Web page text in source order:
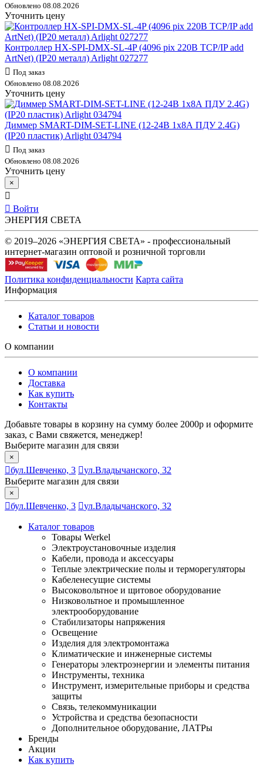
Обновлено 08.08.2026
Уточнить цену
Контроллер HX-SPI-DMX-SL-4P (4096 pix 220В TCP/IP add
ArtNet) (IP20 металл) Arlight 027277
Под заказ
Обновлено 08.08.2026
Уточнить цену
Диммер SMART-DIM-SET-LINE (12-24В 1х8А ПДУ 2.4G)
(IP20 пластик) Arlight 034794
Под заказ
Обновлено 08.08.2026
Уточнить цену
×
Войти
ЭНЕРГИЯ СВЕТА
© 2019–2026 «ЭНЕРГИЯ СВЕТА» - профессиональный
интернет-магазин оптовой и розничной торговли
Политика конфиденциальности Карта сайта
Информация
Каталог товаров
Статьи и новости
О компании
О компании
Доставка
Как купить
Контакты
Добавьте товары в корзину на сумму более 2000р и оформите
заказ, с Вами свяжется, менеджер!
Выберите магазин для связи
×
бул.Шевченко, 3
ул.Владычанского, 32
Выберите магазин для связи
×
бул.Шевченко, 3 ул.Владычанского, 32
Каталог товаров
Товары Werkel
Электроустановочные изделия
Кабели, провода и аксессуары
Теплые электрические полы и терморегуляторы
Кабеленесущие системы
Высоковольтное и щитовое оборудование
Низковольтное и промышленное
электрооборудование
Стабилизаторы напряжения
Освещение
Изделия для электромонтажа
Климатические и инженерные системы
Генераторы электроэнергии и элементы питания
Инструменты, техника
Инструмент, измерительные приборы и средства
защиты
Связь, телекоммуникации
Устройства и средства безопасности
Дополнительное оборудование, ЛАТРы
Бренды
Акции
Как купить